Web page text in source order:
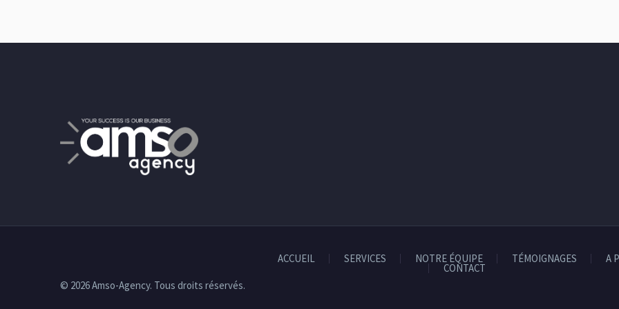
ACCUEIL SERVICES NOTRE ÉQUIPE TÉMOIGNAGES A
CONTACT
© 2026 Amso-Agency. Tous droits réservés.